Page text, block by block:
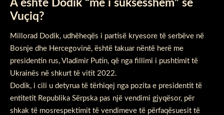
A është Dodik “më i suksesshëm” se
Vuçiq?
Millorad Dodik, udhëheqës i partisë kryesore të serbëve në
Bosnje dhe Hercegovinë, është takuar nëntë herë me
presidentin rus, Vladimir Putin, që nga fillimi i pushtimit të
Ukrainës në shkurt të vitit 2022.
Dodik, i cili u detyrua të tërhiqej nga pozita e presidentit të
entitetit Republika Sërpska pas një vendimi gjyqësor, për
shkak të mosrespektimit të vendimeve të përfaqësuesit të